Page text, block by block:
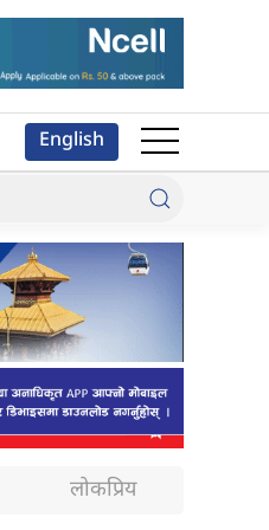
English
लोकप्रिय